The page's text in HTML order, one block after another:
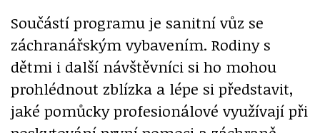
Součástí programu je sanitní vůz se
záchranářským vybavením. Rodiny s
dětmi i další návštěvníci si ho mohou
prohlédnout zblízka a lépe si představit,
jaké pomůcky profesionálové využívají při